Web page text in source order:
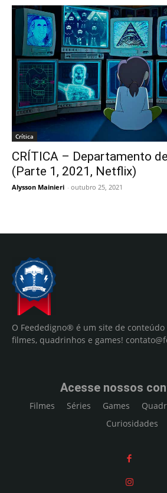
Crítica
CRÍTICA – Departamento
(Parte 1, 2021, Netflix)
Alysson Mainieri - outubro 25, 2021
O Feededigno® é um site de
filmes, quadrinhos e games!
Acesse nossos
Filmes Séries Games
Curiosidades